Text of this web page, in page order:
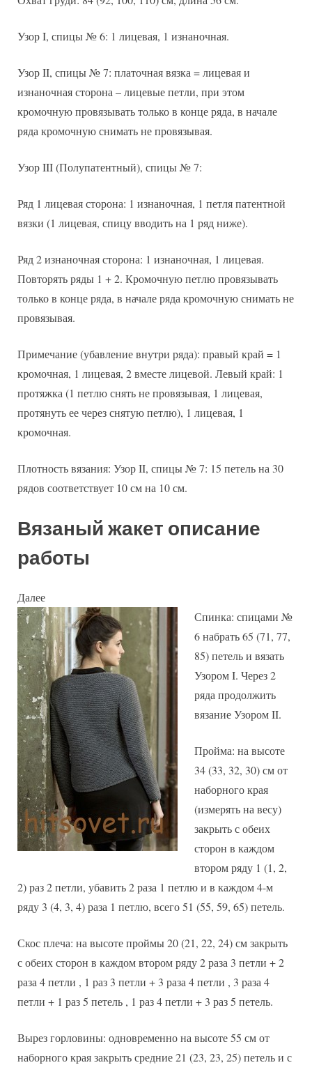
Узор I, спицы № 6: 1 лицевая, 1 изнаночная.
Узор II, спицы № 7: платочная вязка = лицевая и
изнаночная сторона – лицевые петли, при этом
кромочную провязывать только в конце ряда, в начале
ряда кромочную снимать не провязывая.
Узор III (Полупатентный), спицы № 7:
Ряд 1 лицевая сторона: 1 изнаночная, 1 петля патентной
вязки (1 лицевая, спицу вводить на 1 ряд ниже).
Ряд 2 изнаночная сторона: 1 изнаночная, 1 лицевая.
Повторять ряды 1 + 2. Кромочную петлю провязывать
только в конце ряда, в начале ряда кромочную снимать не
провязывая.
Примечание (убавление внутри ряда): правый край = 1
кромочная, 1 лицевая, 2 вместе лицевой. Левый край: 1
протяжка (1 петлю снять не провязывая, 1 лицевая,
протянуть ее через снятую петлю), 1 лицевая, 1
кромочная.
Плотность вязания: Узор II, спицы № 7: 15 петель на 30
рядов соответствует 10 см на 10 см.
Вязаный жакет описание
работы
Далее
Спинка: спицами №
6 набрать 65 (71, 77,
85) петель и вязать
Узором I. Через 2
ряда продолжить
вязание Узором II.
Пройма: на высоте
34 (33, 32, 30) см от
наборного края
(измерять на весу)
закрыть с обеих
сторон в каждом
втором ряду 1 (1, 2,
2) раз 2 петли, убавить 2 раза 1 петлю и в каждом 4-м
ряду 3 (4, 3, 4) раза 1 петлю, всего 51 (55, 59, 65) петель.
Скос плеча: на высоте проймы 20 (21, 22, 24) см закрыть
с обеих сторон в каждом втором ряду 2 раза 3 петли + 2
раза 4 петли , 1 раз 3 петли + 3 раза 4 петли , 3 раза 4
петли + 1 раз 5 петель , 1 раз 4 петли + 3 раз 5 петель.
Вырез горловины: одновременно на высоте 55 см от
наборного края закрыть средние 21 (23, 23, 25) петель и с